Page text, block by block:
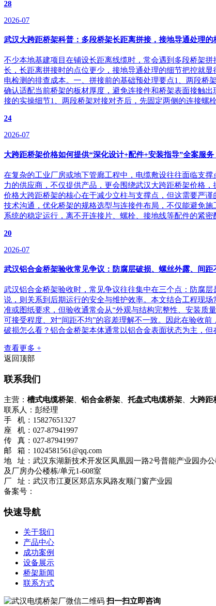
28
2026-07
武汉大跨距桥架科普：多段桥架长距离拼接，接地导通处理的
不少本地基建项目在铺设长距离线缆时，常会遇到多段桥架
长，长距离拼接时的点位更少，接地导通处理的细节把控就
电检测的排查成本。一、拼接前的基础预处理要点1、两段桥
确认适配当前桥架的板材厚度，避免连接件和桥架表面接触
接的实操细节1、两段桥架对接对齐后，先固定两侧的连接螺
24
2026-07
大跨距桥架价格如何提供“深化设计+配件+安装指导”全案服务
在复杂的工业厂房或地下管廊工程中，电缆敷设往往面临支
力的供应商，不仅提供产品，更会围绕武汉大跨距桥架价格
价格大跨距桥架的核心在于减少立柱与支撑点，但这需要严
技术沟通，优化桥架的规格选型与连接件布局，不仅能避免
系统的稳定运行，离不开连接片、螺栓、接地线等配件的紧
20
2026-07
武汉铝合金桥架验收常见争议：防腐层破损、螺丝外露、间距
武汉铝合金桥架验收时，常见争议往往集中在三个点：防腐
说，则关系到后期运行的安全与维护效率。本文结合工程现
准或图纸要求，但验收通常会从“外观与结构完整性、安装质
可接受程度、对“间距不均”的容差理解不一致。因此在验收
破损怎么看？铝合金桥架本体通常以铝合金表面状态为主，
查看更多 +
返回顶部
联系我们
主营： 槽式电缆桥架 、铝合金桥架 、托盘式电缆桥架 大跨距
联系人：彭经理
手 机：15827651327
座 机：027-87941997
传 真：027-87941997
邮 箱：1024581561@qq.com
地 址：武汉东湖新技术开发区凤凰园一路2号普能产业园办公
及厂房办公楼栋/单元1-608室
厂 址：武汉市江夏区郑店东风路友顺门窗产业园
备案号：
快速导航
关于我们
产品中心
成功案例
设备展示
桥架新闻
联系方式
扫一扫立即咨询